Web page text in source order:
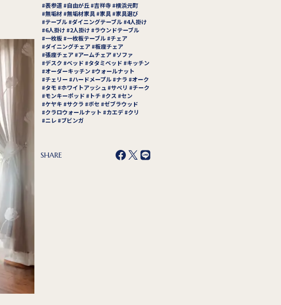
表参道 自由が丘 吉祥寺 横浜元町
無垢材 無垢材家具 家具
家具選び
テーブル ダイニングテーブル 4人掛け
6人掛け
2人掛け
ラウンドテーブル
一枚板 一枚板テーブル チェア
ダイニングチェア 板座チェア
張座チェア
アームチェア
ソファ
デスク
ベッド タタミベッド
キッチン
オーダーキッチン
ウォールナット
チェリー
ハードメープル ナラ
オーク
タモ
ホワイトアッシュ サペリ
チーク
モンキーポッド
トチ クス
セン
ケヤキ
サクラ ボセ
ゼブラウッド
クラロウォールナット
カエデ
クリ
ニレ
ブビンガ
SHARE